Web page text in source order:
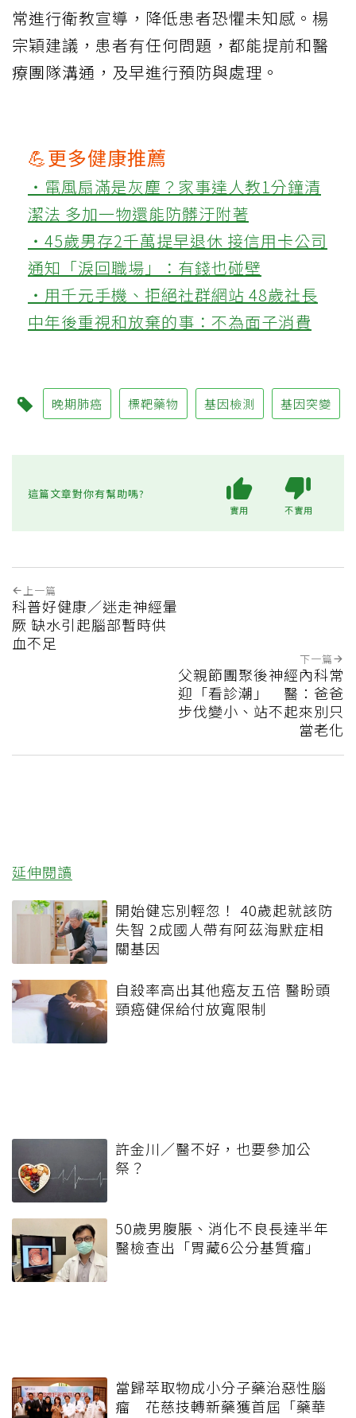
常進行衛教宣導，降低患者恐懼未知感。楊
宗穎建議，患者有任何問題，都能提前和醫
療團隊溝通，及早進行預防與處理。
💪更多健康推薦
‧電風扇滿是灰塵？家事達人教1分鐘清
潔法 多加一物還能防髒汙附著
‧45歲男存2千萬提早退休 接信用卡公司
通知「淚回職場」：有錢也碰壁
‧用千元手機、拒絕社群網站 48歲社長
中年後重視和放棄的事：不為面子消費
晚期肺癌 標靶藥物 基因檢測 基因突變
這篇文章對你有幫助嗎?
實用 不實用
上一篇
科普好健康／迷走神經暈
厥 缺水引起腦部暫時供
血不足
下一篇
父親節團聚後神經內科常
迎「看診潮」 醫：爸爸
步伐變小、站不起來別只
當老化
延伸閱讀
開始健忘別輕忽！ 40歲起就該防
失智 2成國人帶有阿茲海默症相
關基因
自殺率高出其他癌友五倍 醫盼頭
頸癌健保給付放寬限制
許金川／醫不好，也要參加公
祭？
50歲男腹脹、消化不良長達半年
醫檢查出「胃藏6公分基質瘤」
當歸萃取物成小分子藥治惡性腦
瘤 花慈技轉新藥獲首屆「藥華